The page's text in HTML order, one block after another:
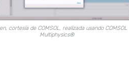
cortesía de COMSOL, realizada usando COMSOL
Multiphysics®